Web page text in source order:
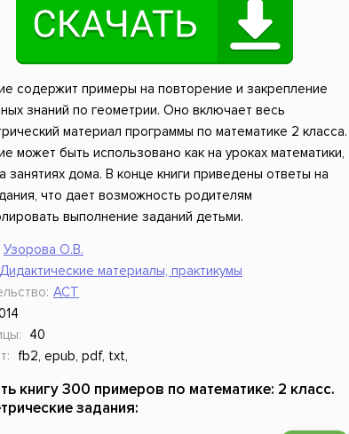
История России
Внутренняя политика
Юриспруденция
содержит примеры на повторение и закрепление
знаний по геометрии. Оно включает весь
материал программы по математике 2 класса.
может быть использовано как на уроках математики,
занятиях дома. В конце книги приведены ответы на
что дает возможность родителям
выполнение заданий детьми.
Узорова О.В.
Дидактические материалы, практикумы
АСТ
40
fb2, epub, pdf, txt,
книгу 300 примеров по математике: 2 класс.
задания: